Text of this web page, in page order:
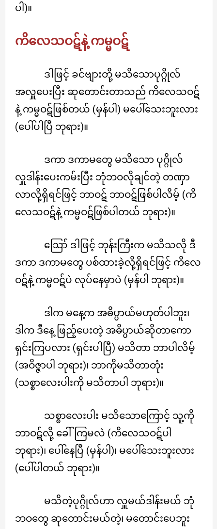
ပါ)။
ကိလေသဝဋ်နဲ့ ကမ္မဝဋ်
ဒါဖြင့် ခင်ဗျားတို့ မသိသောပုဂ္ဂိုလ်
အလှူပေးပြီး ဆုတောင်းတာသည် ကိလေသဝဋ်
နဲ့ ကမ္မဝဋ်ဖြစ်တယ် (မှန်ပါ) မပေါ်သေးဘူးလား
(ပေါ်ပါပြီ ဘုရား)။
ဒကာ ဒကာမတွေ မသိသော ပုဂ္ဂိုလ်
လှူဒါန်းပေးကမ်းပြီး ဘုံဘဝလိုချင်တဲ့ တဏှာ
လာလို့ရှိရင်ဖြင့် ဘာဝဋ် ဘာဝဋ်ဖြစ်ပါလိမ့် (ကိ
လေသဝဋ်နဲ့ ကမ္မဝဋ်ဖြစ်ပါတယ် ဘုရား)။
ဪ ဒါဖြင့် ဘုန်းကြီးက မသိသလို ဒီ
ဒကာ ဒကာမတွေ ပစ်ထားခဲ့လို့ရှိရင်ဖြင့် ကိလေ
ဝဋ်နဲ့ ကမ္မဝဋ်ပဲ လုပ်နေမှာပဲ (မှန်ပါ ဘုရား)။
ဒါက မနေ့က အဓိပ္ပာယ်မဟုတ်ပါဘူး၊
ဒါက ဒီနေ့ ဖြည့်ပေးတဲ့ အဓိပ္ပာယ်ဆိုတာကော
ရှင်းကြပလား (ရှင်းပါပြီ) မသိတာ ဘာပါလိမ့်
(အဝိဇ္ဇာပါ ဘုရား)၊ ဘာကိုမသိတာတုံး
(သစ္စာလေးပါးကို မသိတာပါ ဘုရား)။
သစ္စာလေးပါး မသိသောကြောင့် သူ့ကို
ဘာဝဋ်လို့ ခေါ်ကြမလဲ (ကိလေသဝဋ်ပါ
ဘုရား)၊ ပေါ်နေပြီ (မှန်ပါ)၊ မပေါ်သေးဘူးလား
(ပေါ်ပါတယ် ဘုရား)။
မသိတဲ့ပုဂ္ဂိုလ်ဟာ လှူမယ်ဒါန်းမယ် ဘုံ
ဘဝတွေ ဆုတောင်းမယ်တဲ့၊ မတောင်းပေဘူး